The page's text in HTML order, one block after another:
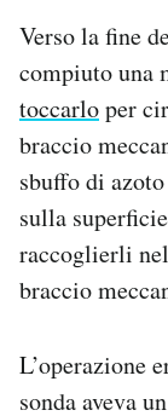
Verso la fine
compiuto una
toccarloper
braccio
sbuffo di
sulla
raccoglierli
braccio
L’operazione
sonda aveva